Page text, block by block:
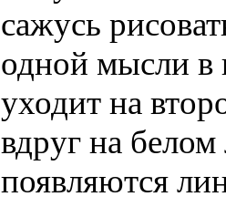
сажусь
одной мысли в
уходит на
вдруг на белом
появляются